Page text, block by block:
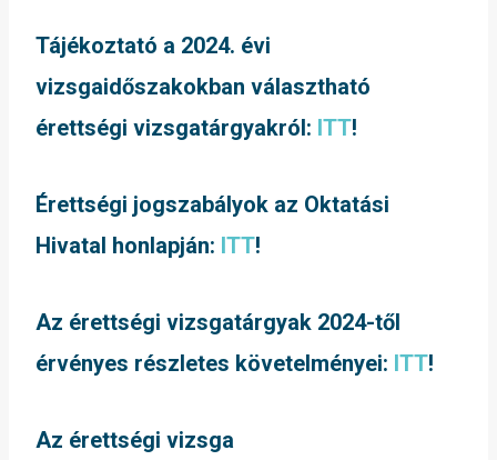
Tájékoztató a 2024. évi
vizsgaidőszakokban választható
érettségi vizsgatárgyakról: ITT!
Érettségi jogszabályok az Oktatási
Hivatal honlapján: ITT!
Az érettségi vizsgatárgyak 2024-től
érvényes részletes követelményei: ITT!
Az érettségi vizsga